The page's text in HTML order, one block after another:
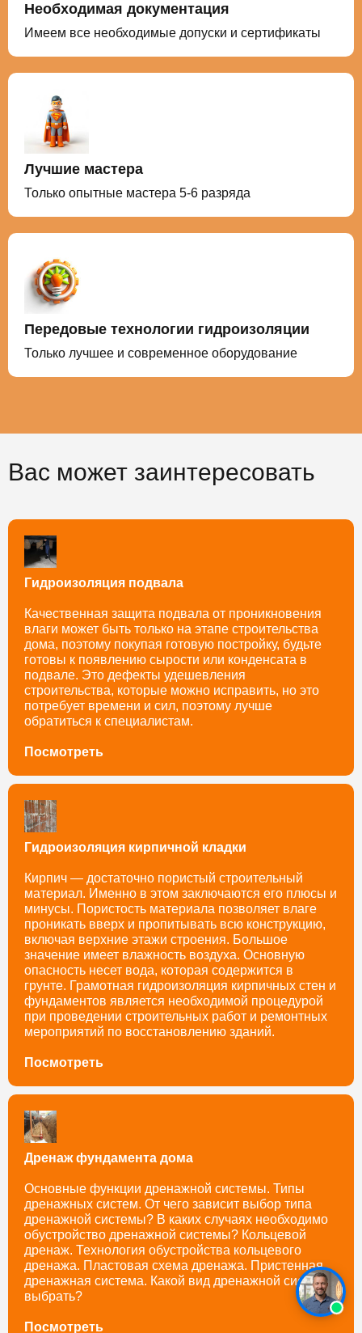
Необходимая документация
Имеем все необходимые допуски и сертификаты
Лучшие мастера
Только опытные мастера 5-6 разряда
Передовые технологии гидроизоляции
Только лучшее и современное оборудование
Вас может заинтересовать
Гидроизоляция подвала
Качественная защита подвала от проникновения
влаги может быть только на этапе строительства
дома, поэтому покупая готовую постройку, будьте
готовы к появлению сырости или конденсата в
подвале. Это дефекты удешевления
строительства, которые можно исправить, но это
потребует времени и сил, поэтому лучше
обратиться к специалистам.
Посмотреть
Гидроизоляция кирпичной кладки
Кирпич — достаточно пористый строительный
материал. Именно в этом заключаются его плюсы и
минусы. Пористость материала позволяет влаге
проникать вверх и пропитывать всю конструкцию,
включая верхние этажи строения. Большое
значение имеет влажность воздуха. Основную
опасность несет вода, которая содержится в
грунте. Грамотная гидроизоляция кирпичных стен и
фундаментов является необходимой процедурой
при проведении строительных работ и ремонтных
мероприятий по восстановлению зданий.
Посмотреть
Дренаж фундамента дома
Основные функции дренажной системы. Типы
дренажных систем. От чего зависит выбор типа
дренажной системы? В каких случаях необходимо
обустройство дренажной системы? Кольцевой
дренаж. Технология обустройства кольцевого
дренажа. Пластовая схема дренажа. Пристенная
дренажная система. Какой вид дренажной системы
выбрать?
Посмотреть